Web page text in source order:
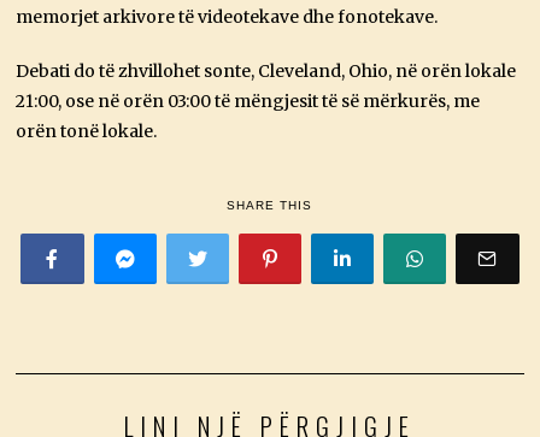
memorjet arkivore të videotekave dhe fonotekave.
Debati do të zhvillohet sonte, Cleveland, Ohio, në orën lokale
21:00, ose në orën 03:00 të mëngjesit të së mërkurës, me
orën tonë lokale.
SHARE THIS
LINI NJË PËRGJIGJE